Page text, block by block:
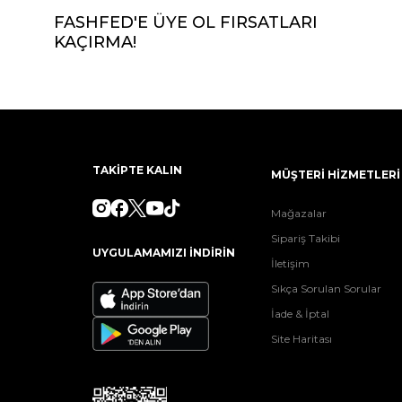
FASHFED'E ÜYE OL FIRSATLARI
KAÇIRMA!
TAKİPTE KALIN
UYGULAMAMIZI İNDİRİN
MÜŞTERİ HİZMETLERİ
Mağazalar
Sipariş Takibi
İletişim
Sıkça Sorulan Sorular
İade & İptal
Site Haritası